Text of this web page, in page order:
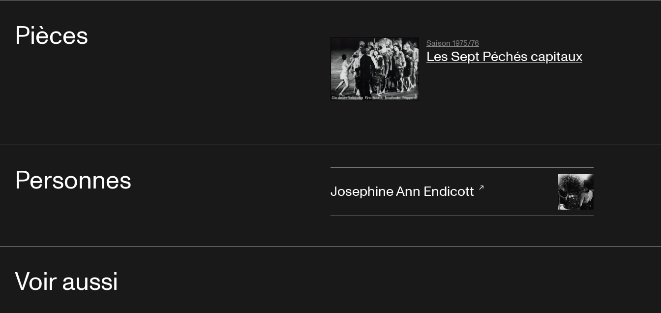
Pièces Saison 1975/76
Les Sept Péchés capitaux
Personnes Josephine Ann Endicott
Voir aussi